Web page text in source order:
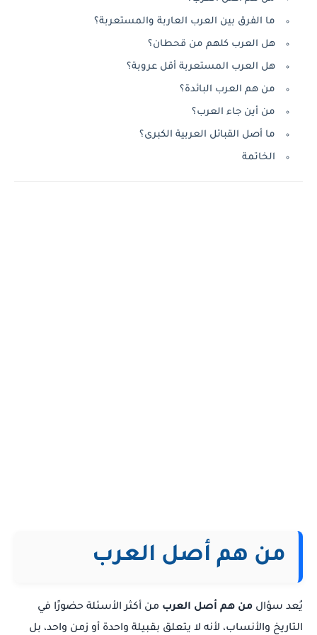
ما الفرق بين العرب العاربة والمستعربة؟
هل العرب كلهم من قحطان؟
هل العرب المستعربة أقل عروبة؟
من هم العرب البائدة؟
من أين جاء العرب؟
ما أصل القبائل العربية الكبرى؟
الخاتمة
من هم أصل العرب
يُعد سؤال من هم أصل العرب من أكثر الأسئلة حضورًا في
التاريخ والأنساب، لأنه لا يتعلق بقبيلة واحدة أو زمن واحد، بل